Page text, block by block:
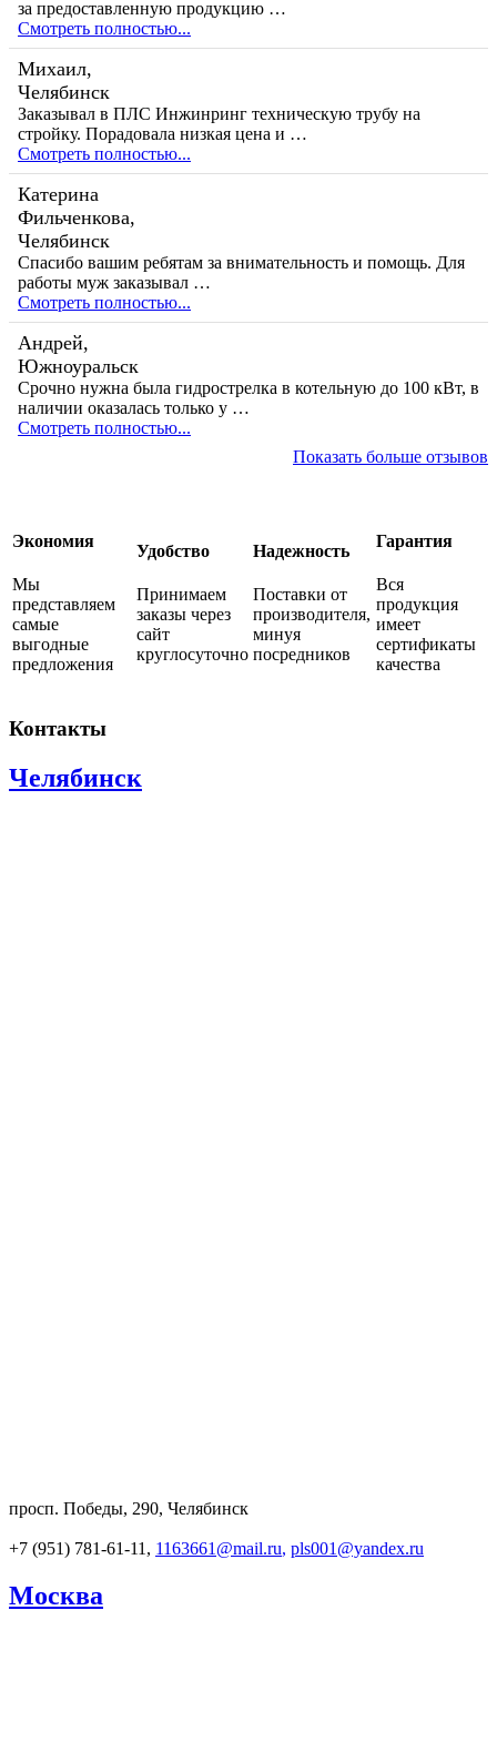
за предоставленную продукцию …
Смотреть полностью...
Михаил,
Челябинск
Заказывал в ПЛС Инжинринг техническую трубу на
стройку. Порадовала низкая цена и …
Смотреть полностью...
Катерина
Фильченкова,
Челябинск
Спасибо вашим ребятам за внимательность и помощь. Для
работы муж заказывал …
Смотреть полностью...
Андрей,
Южноуральск
Срочно нужна была гидрострелка в котельную до 100 кВт, в
наличии оказалась только у …
Смотреть полностью...
Показать больше отзывов
Экономия
Мы
представляем
самые
выгодные
предложения
Удобство
Принимаем
заказы через
сайт
круглосуточно
Надежность
Поставки от
производителя,
минуя
посредников
Гарантия
Вся
продукция
имеет
сертификаты
качества
Контакты
Челябинск
просп. Победы, 290, Челябинск
+7 (951) 781-61-11, 1163661@mail.ru, pls001@yandex.ru
Москва